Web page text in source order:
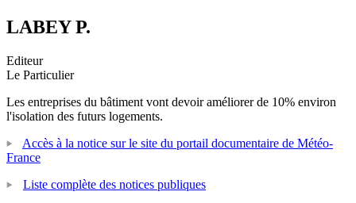
LABEY P.
Editeur
Le Particulier
Les entreprises du bâtiment vont devoir améliorer de 10% environ
l'isolation des futurs logements.
Accès à la notice sur le site du portail documentaire de Météo-
France
Liste complète des notices publiques